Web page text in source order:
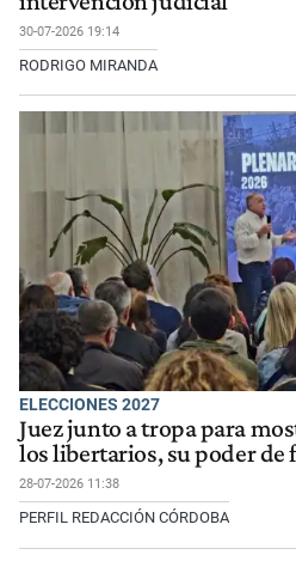
30-07-2026 19:14
RODRIGO MIRANDA
ELECCIONES 2027
Juez junto a tropa para
los libertarios, su poder de
28-07-2026 11:38
PERFIL REDACCIÓN CÓRDOBA